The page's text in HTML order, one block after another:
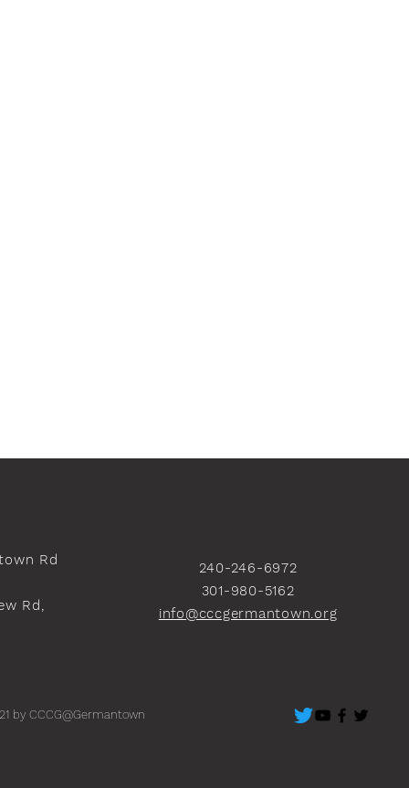
240-246-6972
301-980-5162
info@cccgermantown.org
by CCCG@Germantown
Rd
Rd,